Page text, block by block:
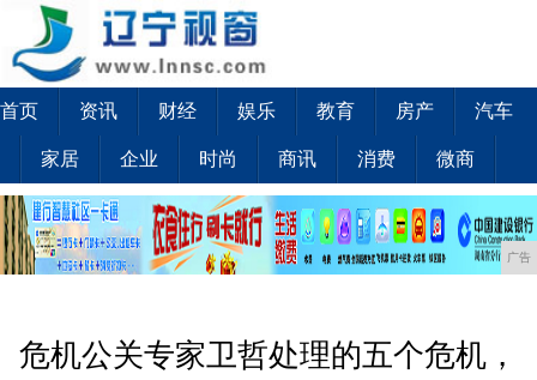
首页 资讯 财经 娱乐 教育 房产 汽车
家居 企业 时尚 商讯 消费 微商
广告
危机公关专家卫哲处理的五个危机，